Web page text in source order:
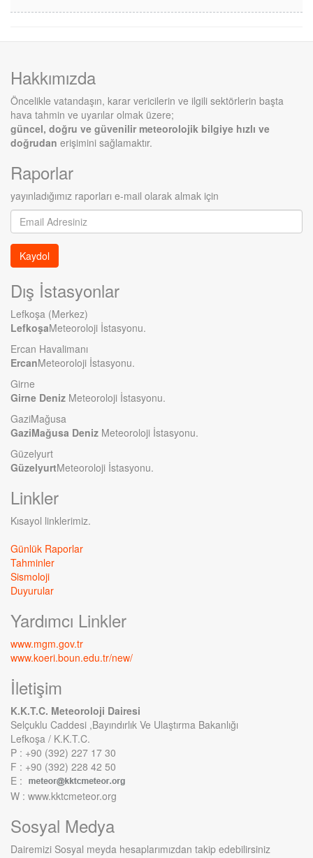
Hakkımızda
Öncelikle vatandaşın, karar vericilerin ve ilgili sektörlerin başta
hava tahmin ve uyarılar olmak üzere;
güncel, doğru ve güvenilir meteorolojik bilgiye hızlı ve
doğrudan erişimini sağlamaktır.
Raporlar
yayınladığımız raporları e-mail olarak almak için
E-
mail
adres
Kaydol
Dış İstasyonlar
Lefkoşa (Merkez)
LefkoşaMeteoroloji İstasyonu.
Ercan Havalimanı
ErcanMeteoroloji İstasyonu.
Girne
Girne Deniz Meteoroloji İstasyonu.
GaziMağusa
GaziMağusa Deniz Meteoroloji İstasyonu.
Güzelyurt
GüzelyurtMeteoroloji İstasyonu.
Linkler
Kısayol linklerimiz.
Günlük Raporlar
Tahminler
Sismoloji
Duyurular
Yardımcı Linkler
www.mgm.gov.tr
www.koeri.boun.edu.tr/new/
İletişim
K.K.T.C. Meteoroloji Dairesi
Selçuklu Caddesi ,Bayındırlık Ve Ulaştırma Bakanlığı
Lefkoşa / K.K.T.C.
P : +90 (392) 227 17 30
F : +90 (392) 228 42 50
E :
W : www.kktcmeteor.org
Sosyal Medya
Dairemizi Sosyal meyda hesaplarımızdan takip edebilirsiniz